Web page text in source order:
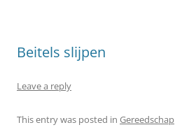
Beitels slijpen
Leave a reply
This entry was posted in Gereedschap